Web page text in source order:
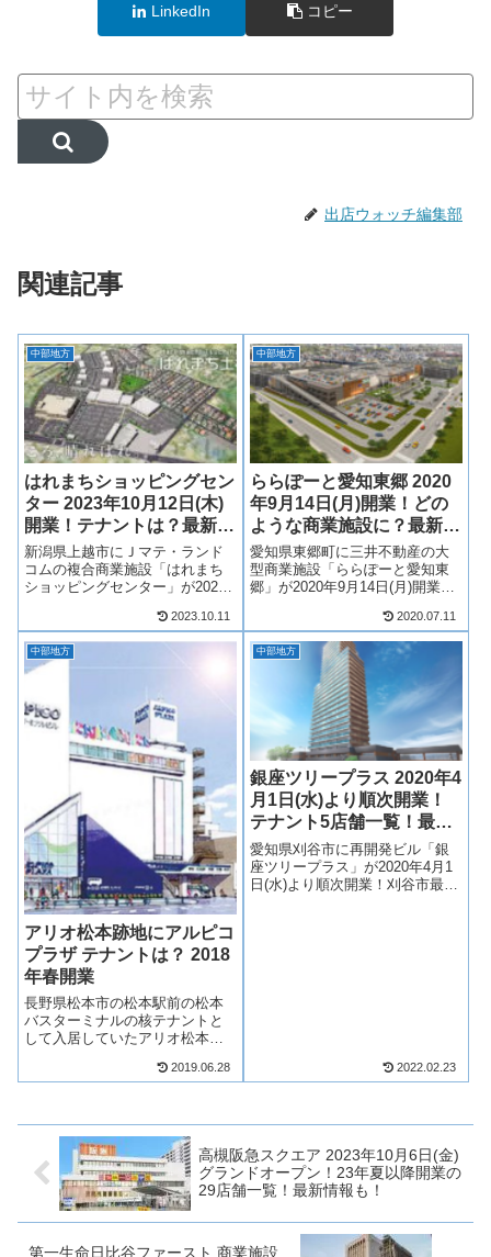
LinkedIn コピー
出店ウォッチ編集部
関連記事
中部地方
はれまちショッピングセン
ター 2023年10月12日(木)
開業！テナントは？最新情
報も！
新潟県上越市にＪマテ・ランド
コムの複合商業施設「はれまち
ショッピングセンター」が2023
オロク上越店を核店舗に10～12
店舗が出店！そんな、はれまち
ショッピングセンターについて
テナントや開業日等について
2023.10.11
中部地方
ららぽーと愛知東郷 2020
年9月14日(月)開業！どの
ような商業施設に？最新情
報も！
愛知県東郷町に三井不動産の大
型商業施設「ららぽーと愛知東
郷」が2020年9月14日(月)開業！
らぽーと」が誕生！愛知県最大
級の商業施設に！ららぽーと愛
知東郷には、ファッション、雑
貨、飲食店、サービス店舗など
2020.07.11
中部地方
アリオ松本跡地にアルピコ
プラザ テナントは？ 2018
年春開業
長野県松本市の松本駅前の松本
バスターミナルの核テナントと
して入居していたアリオ松本跡
た！建物を所有するアルピコ交
になりました！2018年春の開業
となります！...
2019.06.28
中部地方
銀座ツリープラス 2020年4
月1日(水)より順次開業！
テナント5店舗一覧！最新
情報も！
愛知県刈谷市に再開発ビル「銀
座ツリープラス」が2020年4月1
日(水)より順次開業！刈谷市最高
2022.02.23
高槻阪急スクエア 2023年10月6日(金)
グランドオープン！23年夏以降開業の
29店舗一覧！最新情報も！
第一生命日比谷ファースト 商業施設